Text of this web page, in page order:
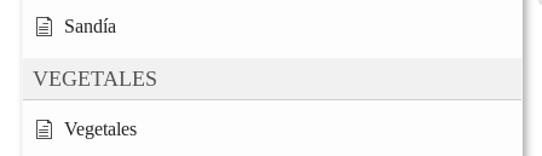
Sandía
VEGETALES
Vegetales